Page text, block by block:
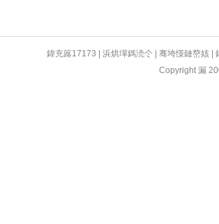
鍏充簬17173 |浜烘墠鎷涜仒 |骞垮憡鏈嶅姟 |
Copyright 漏